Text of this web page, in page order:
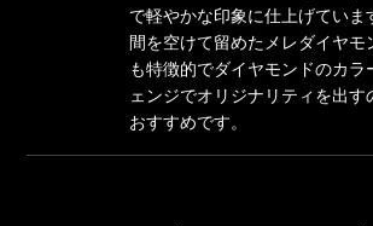
で軽やかな印象に仕上げていま
間を空けて留めたメレダイヤモ
も特徴的でダイヤモンドのカラ
ェンジでオリジナリティを出す
おすすめです。